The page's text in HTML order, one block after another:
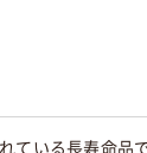
いる長寿命品